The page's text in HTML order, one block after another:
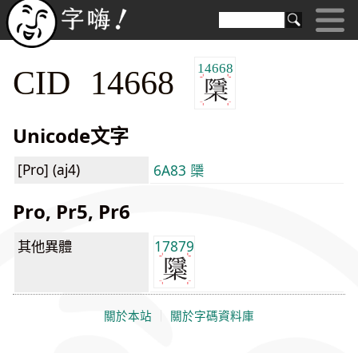
CID 14668 14668
Unicode文字
[Pro] (aj4) 6A83 檃
Pro, Pr5, Pr6
其他異體 17879
關於本站 關於字碼資料庫